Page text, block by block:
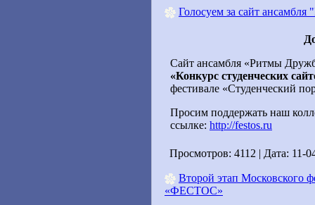
Голосуем за сайт
Сайт ансамбля «Ритмы
«Конкурс студенческих
фестивале «Студенческий
Просим поддержать наш
ссылке: http://festos.ru
Просмотров: 4112 | Дата: 11-
Второй этап Московского
«ФЕСТОС»